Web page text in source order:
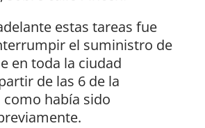
estas tareas fue
el suministro de
en toda la ciudad
de las 6 de la
había sido